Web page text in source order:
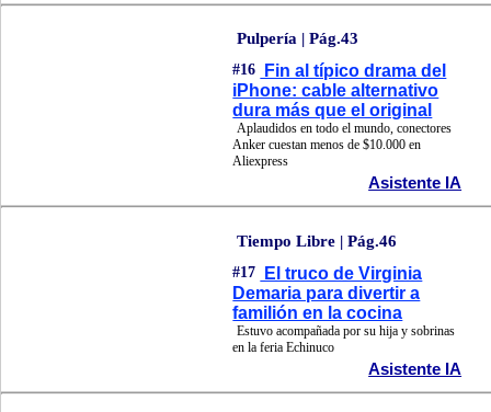
Pulpería | Pág.43
#16
Fin al típico drama del
iPhone: cable alternativo
dura más que el original
Aplaudidos en todo el mundo, conectores
Anker cuestan menos de $10.000 en
Aliexpress
Asistente IA
Tiempo Libre | Pág.46
#17
El truco de Virginia
Demaria para divertir a
familión en la cocina
Estuvo acompañada por su hija y sobrinas
en la feria Echinuco
Asistente IA